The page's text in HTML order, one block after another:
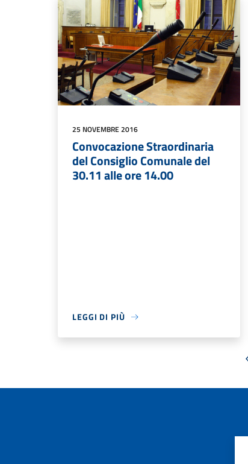
25 NOVEMBRE 2016
Convocazione Straordinaria
del Consiglio Comunale del
30.11 alle ore 14.00
LEGGI DI PIÙ